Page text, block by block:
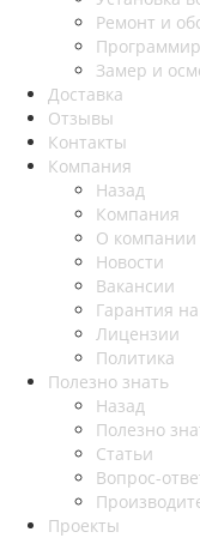
Ремонт и
Замер и
Доставка
Отзывы
Контакты
Компания
Назад
Компания
О компании
Новости
Вакансии
Гарантия
Лицензии
Политика
Полезно знать
Назад
Полезно
Статьи
Вопрос-
Проекты